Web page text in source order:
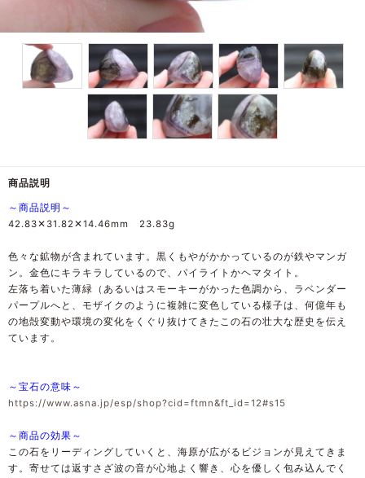
商品説明
～商品説明～
42.83✕31.82✕14.46mm 23.83g
色々な鉱物が含まれています。黒くもやがかかっているのが鉄やマンガ
ン。金色にキラキラしているので、パイライトかヘマタイト。
左落ち着いた薄緑（あるいはスモーキーがかった色調から、ラベンダー
パープルへと、モザイクのように複雑に変色している様子は、何億年も
の地殻変動や環境の変化をくぐり抜けてきたこの石の壮大な歴史を伝え
ています。
～宝石の意味～
https://www.asna.jp/esp/shop?cid=ftmn&ft_id=12#s15
～商品の効果～
この石をリーディングしていくと、海原が広がるビジョンが見えてきま
す。寄せては返すさざ波の音が心地よく響き、心を優しく包み込んでく